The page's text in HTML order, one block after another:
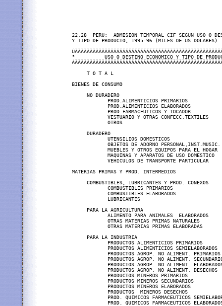
22.28  PERU:  ADMISION TEMPORAL CIF SEGUN USO O
Y TIPO DE PRODUCTO, 1995-96 (MILES DE US DOLARES)
³          USO O DESTINO ECONOMICO Y TIPO
T O T A L
BIENES DE CONSUMO
NO DURADERO
PROD.ALIMENTICIOS PRIMARIOS
PROD.ALIMENTICIOS ELABORADOS
PROD.FARMACEUTICOS Y TOCADOR
VESTUARIO Y OTRAS CONFECC.TEXTILES
OTROS
DURADERO
UTENSILIOS DOMESTICOS
OBJETOS DE ADORNO
MUEBLES Y OTROS EQUIPOS PARA EL
MAQUINAS Y APARATOS DE USO
VEHICULOS DE TRANSPORTE PARTICULAR
MATERIAS PRIMAS Y PROD. INTERMEDIOS
COMBUSTIBLES, LUBRICANTES Y PROD. CONEXOS
COMBUSTIBLES PRIMARIOS
COMBUSTIBLES ELABORADOS
LUBRICANTES
PARA LA AGRICULTURA
ALIMENTO PARA ANIMALES  ELABORADOS
OTRAS MATERIAS PRIMAS NATURALES
OTRAS MATERIAS PRIMAS ELABORADAS
PARA LA INDUSTRIA
PRODUCTOS ALIMENTICIOS PRIMARIOS
PRODUCTOS ALIMENTICIOS
PRODUCTOS AGROP. NO ALIMENT.
PRODUCTOS AGROP. NO ALIMENT.
PRODUCTOS AGROP. NO ALIMENT.
PRODUCTOS AGROP. NO ALIMENT.
PRODUCTOS MINEROS PRIMARIOS
PRODUCTOS MINEROS SECUNDARIOS
PRODUCTOS MINEROS ELABORADOS
PRODUCTOS  MINEROS DESECHOS
PROD. QUIMICOS FARMACEUTICOS
PROD. QUIMICOS FARMACEUTICOS